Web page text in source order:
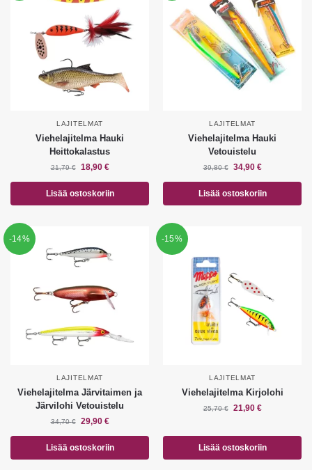
LAJITELMAT
Viehelajitelma Hauki
Heittokalastus
21,79€ 18,90 €
Lisää ostoskoriin
LAJITELMAT
Viehelajitelma Hauki
Vetouistelu
39,80€ 34,90 €
Lisää ostoskoriin
-14%
LAJITELMAT
Viehelajitelma Järvitaimen ja
Järvilohi Vetouistelu
34,70€ 29,90 €
Lisää ostoskoriin
-15%
LAJITELMAT
Viehelajitelma Kirjolohi
25,70€ 21,90 €
Lisää ostoskoriin